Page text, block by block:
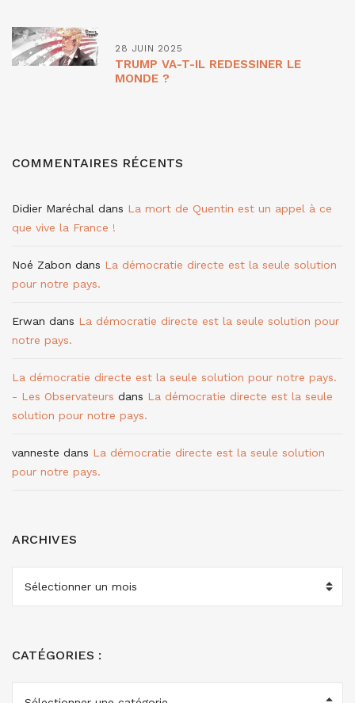
28 JUIN 2025
TRUMP VA-T-IL REDESSINER LE
MONDE ?
COMMENTAIRES RÉCENTS
Didier Maréchal dans La mort de Quentin est un appel à ce
que vive la France !
Noé Zabon dans La démocratie directe est la seule solution
pour notre pays.
Erwan dans La démocratie directe est la seule solution pour
notre pays.
La démocratie directe est la seule solution pour notre pays.
- Les Observateurs dans La démocratie directe est la seule
solution pour notre pays.
vanneste dans La démocratie directe est la seule solution
pour notre pays.
ARCHIVES
ARCHIVES
CATÉGORIES :
CATÉGORIES